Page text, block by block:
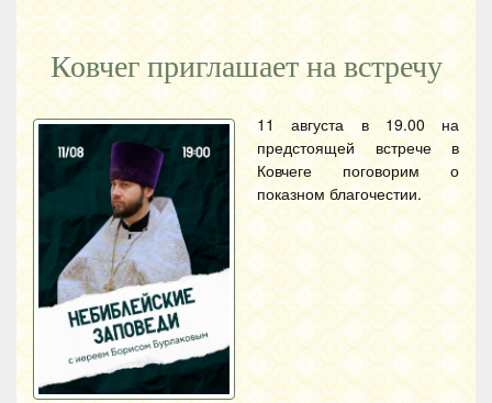
Ковчег приглашает на встречу
11 августа в 19.00 на
предстоящей встрече в
Ковчеге поговорим о
показном благочестии.